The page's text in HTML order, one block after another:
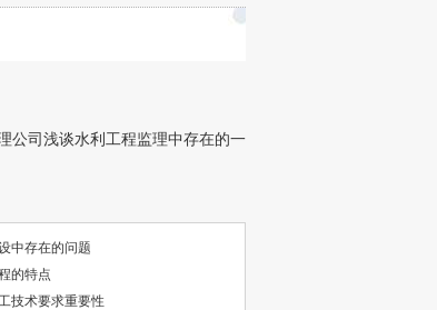
公司浅谈水利工程监理中存在的一
中存在的问题
的特点
技术要求重要性